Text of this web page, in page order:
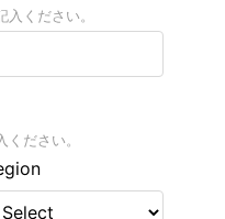
ください。
ださい。